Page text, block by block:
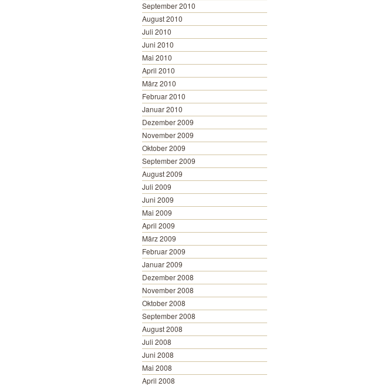
September 2010
August 2010
Juli 2010
Juni 2010
Mai 2010
April 2010
März 2010
Februar 2010
Januar 2010
Dezember 2009
November 2009
Oktober 2009
September 2009
August 2009
Juli 2009
Juni 2009
Mai 2009
April 2009
März 2009
Februar 2009
Januar 2009
Dezember 2008
November 2008
Oktober 2008
September 2008
August 2008
Juli 2008
Juni 2008
Mai 2008
April 2008